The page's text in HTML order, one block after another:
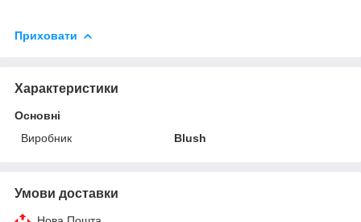
Приховати
Характеристики
Основні
Виробник
Blush
Умови доставки